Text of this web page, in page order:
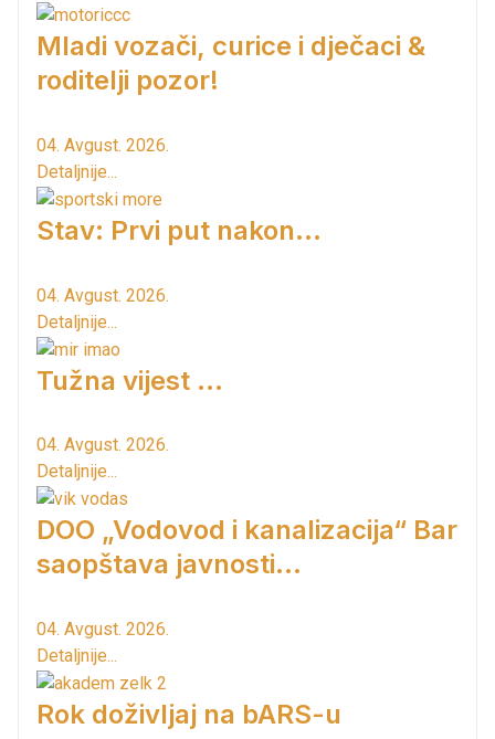
Mladi vozači, curice i dječaci &
roditelji pozor!
04. Avgust. 2026.
Detaljnije...
Stav: Prvi put nakon…
04. Avgust. 2026.
Detaljnije...
Tužna vijest ...
04. Avgust. 2026.
Detaljnije...
DOO „Vodovod i kanalizacija“ Bar
saopštava javnosti...
04. Avgust. 2026.
Detaljnije...
Rok doživljaj na bARS-u